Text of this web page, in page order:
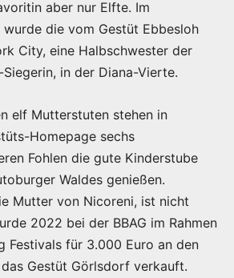
aber nur Elfte. Im
die vom Gestüt Ebbesloh
City, eine Halbschwester der
in der Diana-Vierte.
elf Mutterstuten stehen in
Homepage sechs
Fohlen die gute Kinderstube
Waldes genießen.
Mutter von Nicoreni, ist nicht
2022 bei der BBAG im Rahmen
Festivals für 3.000 Euro an den
Gestüt Görlsdorf verkauft.